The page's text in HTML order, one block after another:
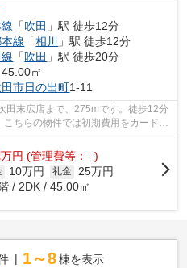
「吹田 」駅 徒歩12分
線 「相川
」駅 徒歩12分
「吹田 」駅 徒歩20分
㎡
田市日の出町1-11
田末広店まで、275mです。徒歩12分
ちらの物件では初期費用をカードで
建...
万円 (管理費等：- )
10万円 礼金 25万円
/ 2DK / 45.00㎡
1～8 棟を表示